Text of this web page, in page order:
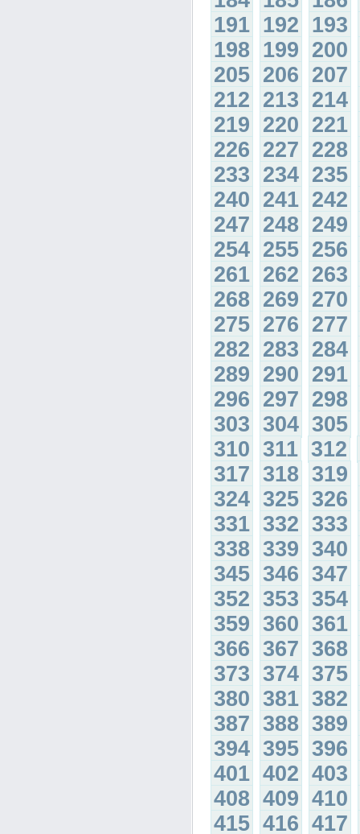
191 192 193
198 199 200
205 206 207
212 213 214
219 220 221
226 227 228
233 234 235
240 241 242
247 248 249
254 255 256
261 262 263
268 269 270
275 276 277
282 283 284
289 290 291
296 297 298
303 304 305
310 311 312
317 318 319
324 325 326
331 332 333
338 339 340
345 346 347
352 353 354
359 360 361
366 367 368
373 374 375
380 381 382
387 388 389
394 395 396
401 402 403
408 409 410
415 416 417